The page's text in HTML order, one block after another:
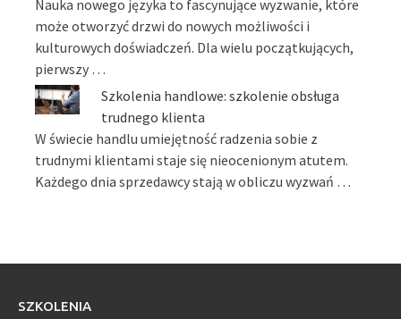
Nauka nowego języka to fascynujące wyzwanie, które
może otworzyć drzwi do nowych możliwości i
kulturowych doświadczeń. Dla wielu początkujących,
pierwszy …
Szkolenia handlowe: szkolenie obsługa
trudnego klienta
W świecie handlu umiejętność radzenia sobie z
trudnymi klientami staje się nieocenionym atutem.
Każdego dnia sprzedawcy stają w obliczu wyzwań …
SZKOLENIA